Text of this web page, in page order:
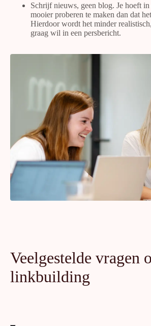
Schrijf nieuws, geen blog. Je hoeft in
mooier proberen te maken dan dat
Hierdoor wordt het minder
graag wil in een persbericht.
Veelgestelde vragen
linkbuilding